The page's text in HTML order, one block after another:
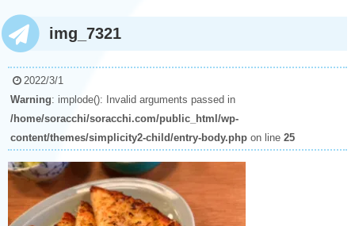
img_7321
2022/3/1
Warning: implode(): Invalid arguments passed in
/home/soracchi/soracchi.com/public_html/wp-
content/themes/simplicity2-child/entry-body.php on line 25